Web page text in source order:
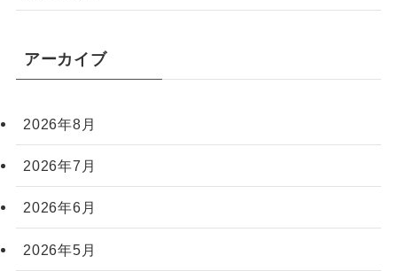
アーカイブ
2026年8月
2026年7月
2026年6月
2026年5月